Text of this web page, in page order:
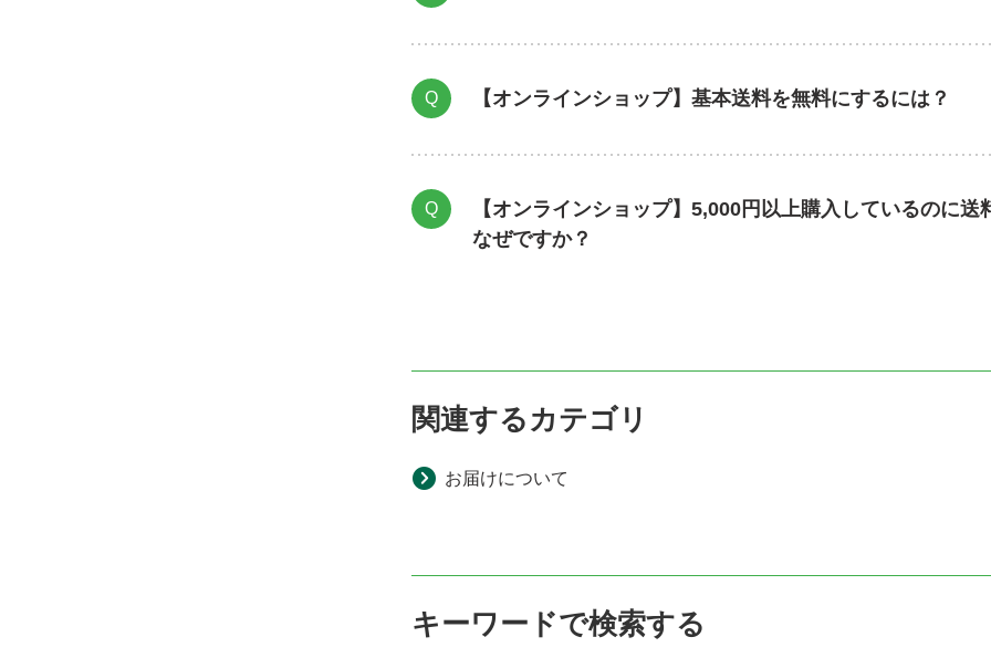
Q 【オンラインショップ】基本送料を無料にするには？
Q
【オンラインショップ】5,000円以上購入しているのに
なぜですか？
関連するカテゴリ
お届けについて
キーワードで検索する